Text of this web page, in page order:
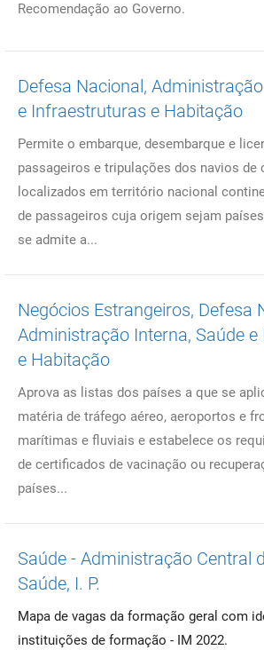
Recomendação ao Governo.
Defesa Nacional,
e Infraestruturas e Habitação
Permite o embarque, desembarque e
passageiros e tripulações dos navios de
localizados em território nacional
de passageiros cuja origem sejam
se admite a...
Negócios Estrangeiros, Defesa
Administração Interna, Saúde
e Habitação
Aprova as listas dos países a que se
matéria de tráfego aéreo, aeroportos e
marítimas e fluviais e estabelece os
de certificados de vacinação ou
países...
Saúde - Administração Central
Saúde, I. P.
Mapa de vagas da formação geral com
instituições de formação - IM 2022.